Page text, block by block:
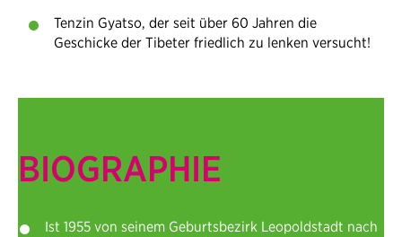
Tenzin Gyatso, der seit über 60 Jahren die
Geschicke der Tibeter friedlich zu lenken versucht!
BIOGRAPHIE
Ist 1955 von seinem Geburtsbezirk Leopoldstadt nach